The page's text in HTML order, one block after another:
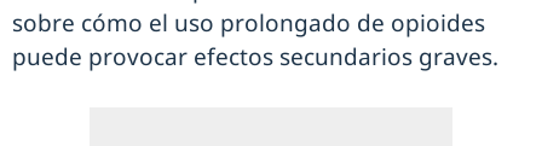
sobre cómo el uso prolongado de opioides
puede provocar efectos secundarios graves.